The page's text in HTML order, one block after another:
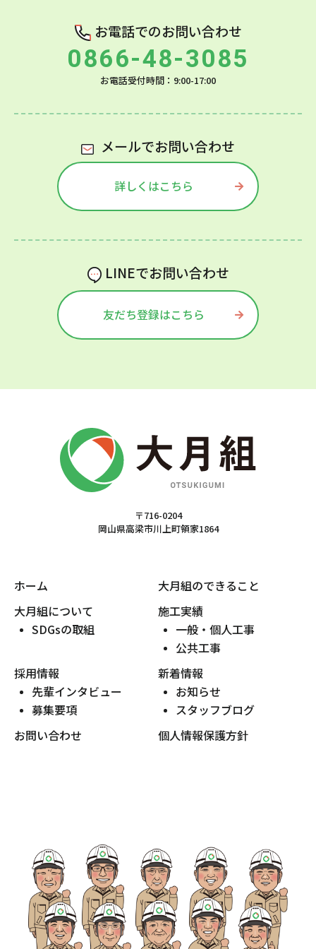
お電話でのお問い合わせ
0866-48-3085
お電話受付時間：9:00-17:00
メールでお問い合わせ
詳しくはこちら
LINEでお問い合わせ
友だち登録はこちら
〒716-0204
岡山県高梁市川上町領家1864
ホーム
大月組のできること
大月組について
SDGsの取組
施工実績
一般・個人工事
公共工事
採用情報
先輩インタビュー
募集要項
新着情報
お知らせ
スタッフブログ
お問い合わせ
個人情報保護方針